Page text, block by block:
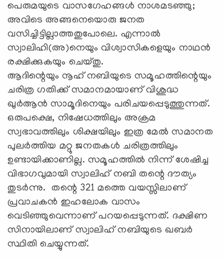
പെരുമയുടെ വാസഗേഹങ്ങള്‍ നാശമടഞ്ഞു;
അവിടെ അങ്ങനെയൊരു ജനത
വസിച്ചിട്ടില്ലാത്തതുപോലെ. എന്നാല്‍
സ്വാലിഹി(അ)നെയും വിശ്വാസികളെയും നാഥന്‍
രക്ഷിക്കുകയും ചെയ്തു.
ആദിന്റെയും നൂഹ് നബിയുടെ സമൂഹത്തിന്റെയും
ചരിത്ര ഗതിക്ക് സമാനമായാണ് വിശുദ്ധ
ഖുർആൻ സാമൂദിനെയും പരിചയപ്പെടുത്തുന്നത്.
ഒരുപക്ഷെ, നിഷേധത്തിലും അക്രമ
സ്വഭാവത്തിലും ശിക്ഷയിലും ഇത്ര മേൽ സമാനത
പുലർത്തിയ മറ്റു ജനതകൾ ചരിത്രത്തിലും
ഉണ്ടായിക്കാണില്ല. സമൂഹത്തിൽ നിന്ന് ശേഷിച്ച
വിഭാഗവുമായി സ്വാലിഹ് നബി തന്റെ ദൗത്യം
തുടർന്നു. തന്റെ 321 മത്തെ വയസ്സിലാണ്
പ്രവാചകൻ ഇഹലോക വാസം
വെടിഞ്ഞുവെന്നാണ് പറയപ്പെടുന്നത്. ദക്ഷിണ
സിനായിലാണ് സ്വാലിഹ് നബിയുടെ ഖബർ
സ്ഥിതി ചെയ്യുന്നത്.